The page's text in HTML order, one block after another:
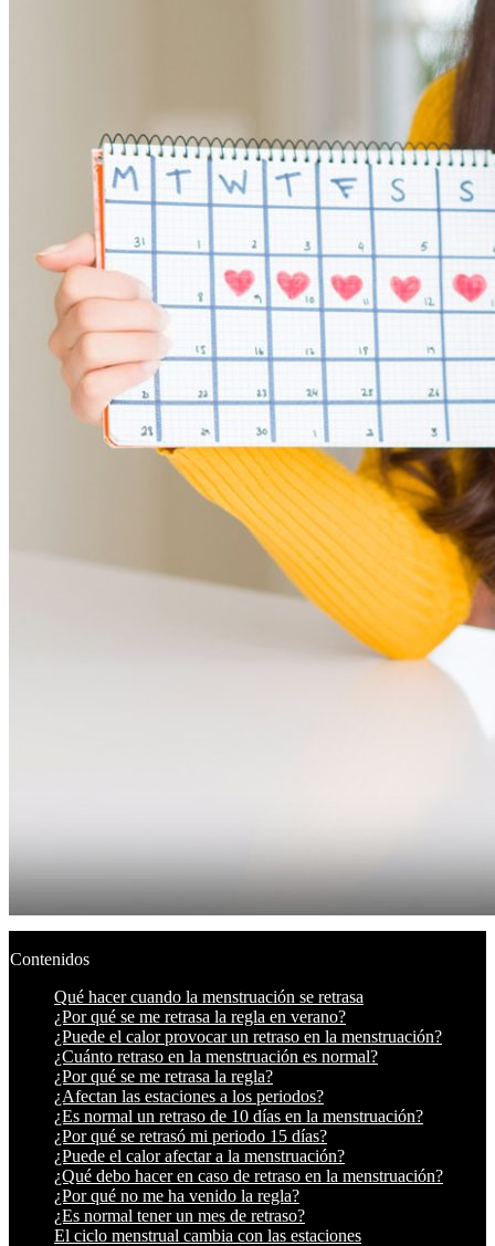
Contenidos
Qué hacer cuando la menstruación se retrasa
¿Por qué se me retrasa la regla en verano?
¿Puede el calor provocar un retraso en la menstruación?
¿Cuánto retraso en la menstruación es normal?
¿Por qué se me retrasa la regla?
¿Afectan las estaciones a los periodos?
¿Es normal un retraso de 10 días en la menstruación?
¿Por qué se retrasó mi periodo 15 días?
¿Puede el calor afectar a la menstruación?
¿Qué debo hacer en caso de retraso en la menstruación?
¿Por qué no me ha venido la regla?
¿Es normal tener un mes de retraso?
El ciclo menstrual cambia con las estaciones